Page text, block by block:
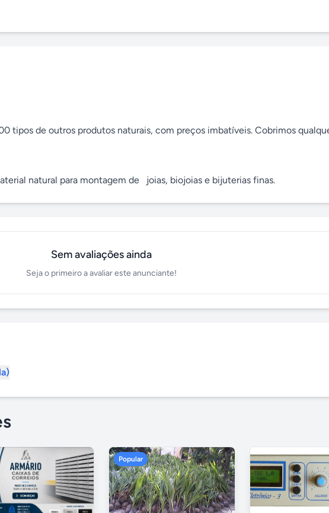
tipos de outros produtos naturais, com preços imbatíveis. Cobrimos
natural para montagem de   joias, biojoias e bijuterias finas.
Sem avaliações ainda
Seja o primeiro a avaliar este anunciante!
Popular